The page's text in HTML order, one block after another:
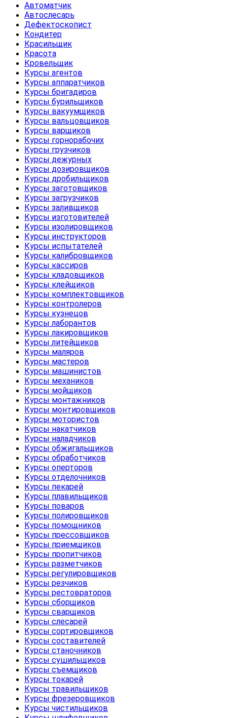
Автоматчик
Автослесарь
Дефектоскопист
Кондитер
Красильщик
Красота
Кровельщик
Курсы агентов
Курсы аппаратчиков
Курсы бригадиров
Курсы бурильщиков
Курсы вакуумщиков
Курсы вальцовщиков
Курсы варщиков
Курсы горнорабочих
Курсы грузчиков
Курсы дежурных
Курсы дозировщиков
Курсы дробильщиков
Курсы заготовщиков
Курсы загрузчиков
Курсы заливщиков
Курсы изготовителей
Курсы изолировщиков
Курсы инструкторов
Курсы испытателей
Курсы калибровщиков
Курсы кассиров
Курсы кладовщиков
Курсы клейщиков
Курсы комплектовщиков
Курсы контролеров
Курсы кузнецов
Курсы лаборантов
Курсы лакировщиков
Курсы литейщиков
Курсы маляров
Курсы мастеров
Курсы машинистов
Курсы механиков
Курсы мойщиков
Курсы монтажников
Курсы монтировщиков
Курсы мотористов
Курсы накатчиков
Курсы наладчиков
Курсы обжигальщиков
Курсы обработчиков
Курсы оперторов
Курсы отделочников
Курсы пекарей
Курсы плавильщиков
Курсы поваров
Курсы полировщиков
Курсы помощников
Курсы прессовщиков
Курсы приемщиков
Курсы пропитчиков
Курсы разметчиков
Курсы регулировщиков
Курсы резчиков
Курсы рестовраторов
Курсы сборщиков
Курсы сварщиков
Курсы слесарей
Курсы сортировщиков
Курсы составителей
Курсы станочников
Курсы сушильщиков
Курсы съемщиков
Курсы токарей
Курсы травильщиков
Курсы фрезеровщиков
Курсы чистильщиков